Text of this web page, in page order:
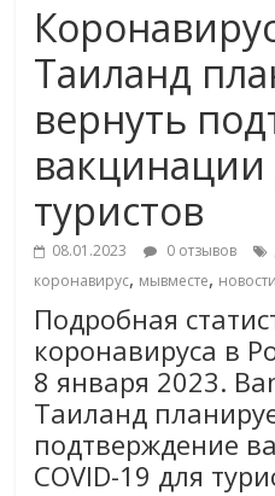
Таиланд
вернуть
вакцинации
туристов
08.01.2023 0 отзывов
коронавирус, мывместе, новости
Подробная
коронавируса в
8 января 2023.
Таиланд
подтверждение
COVID-19 для